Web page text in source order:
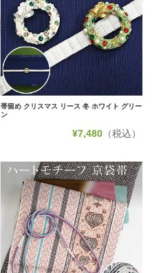
帯留め クリスマス リース 冬 ホワイト グリー
ン
¥7,480（税込）